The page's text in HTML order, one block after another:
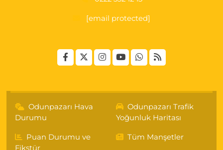
[email protected]
Odunpazarı Hava
Durumu
Odunpazarı Trafik
Yoğunluk Haritası
Puan Durumu ve
Fikstür
Tüm Manşetler